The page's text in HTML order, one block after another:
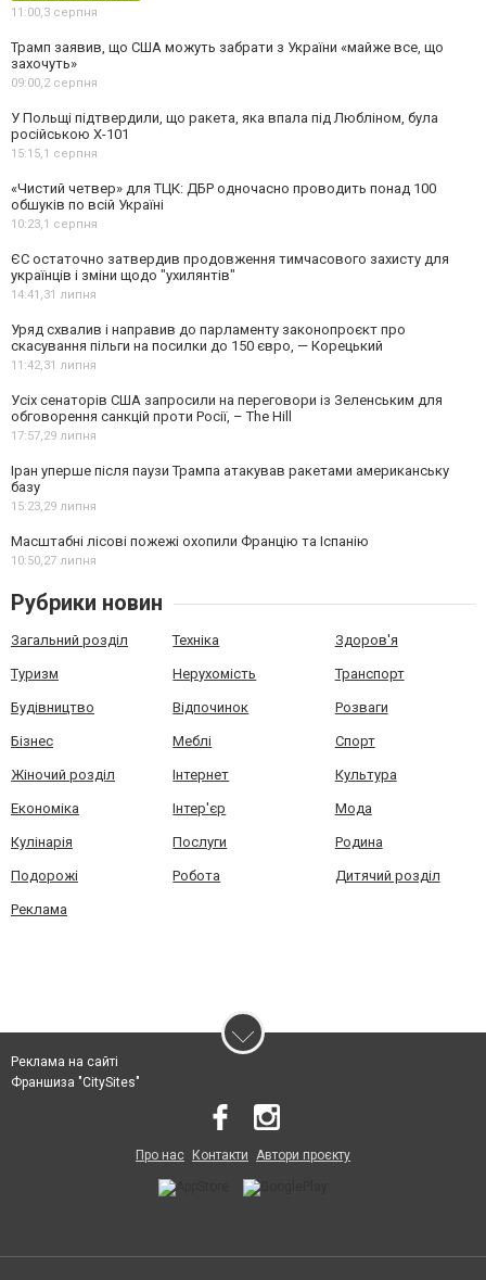
11:00,3 серпня
Трамп заявив, що США можуть забрати з України «майже все, що
захочуть»
09:00,2 серпня
У Польщі підтвердили, що ракета, яка впала під Любліном, була
російською Х-101
15:15,1 серпня
«Чистий четвер» для ТЦК: ДБР одночасно проводить понад 100
обшуків по всій Україні
10:23,1 серпня
ЄС остаточно затвердив продовження тимчасового захисту для
українців і зміни щодо "ухилянтів"
14:41,31 липня
Уряд схвалив і направив до парламенту законопроєкт про
скасування пільги на посилки до 150 євро, — Корецький
11:42,31 липня
Усіх сенаторів США запросили на переговори із Зеленським для
обговорення санкцій проти Росії, – The Hill
17:57,29 липня
Іран уперше після паузи Трампа атакував ракетами американську
базу
15:23,29 липня
Масштабні лісові пожежі охопили Францію та Іспанію
10:50,27 липня
Рубрики новин
Загальний розділ Техніка Здоров'я
Туризм Нерухомість Транспорт
Будівництво Відпочинок Розваги
Бізнес Меблі Спорт
Жіночий розділ Інтернет Культура
Економіка Інтер'єр Мода
Кулінарія Послуги Родина
Подорожі Робота Дитячий розділ
Реклама
Реклама на сайті
Франшиза "CitySites"
Про нас Контакти Автори проєкту